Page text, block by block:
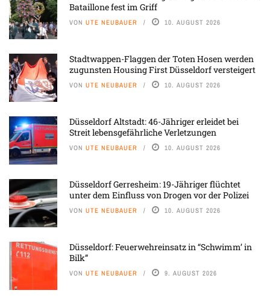
Bataillone fest im Griff
VON UTE NEUBAUER 10. AUGUST 2026
Stadtwappen-Flaggen der Toten Hosen werden
zugunsten Housing First Düsseldorf versteigert
VON UTE NEUBAUER 10. AUGUST 2026
Düsseldorf Altstadt: 46-Jähriger erleidet bei
Streit lebensgefährliche Verletzungen
VON UTE NEUBAUER 10. AUGUST 2026
Düsseldorf Gerresheim: 19-Jähriger flüchtet
unter dem Einfluss von Drogen vor der Polizei
VON UTE NEUBAUER 10. AUGUST 2026
Düsseldorf: Feuerwehreinsatz in “Schwimm’ in
Bilk”
VON UTE NEUBAUER 9. AUGUST 2026